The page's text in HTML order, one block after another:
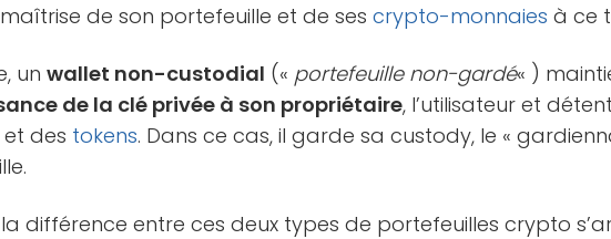
de son portefeuille et de sescrypto-monnaies à ce
unwallet non-custodial (« portefeuille non-gardé« )
de la clé privée à son propriétaire, l’utilisateur et
des tokens. Dans ce cas, il garde sa custody, le «
différence entre ces deux types de portefeuilles crypto